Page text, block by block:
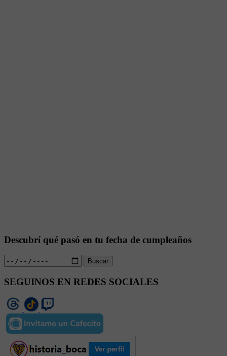
Descubrí qué pasó en tu fecha de cumpleaños
Buscar
SEGUINOS EN REDES SOCIALES